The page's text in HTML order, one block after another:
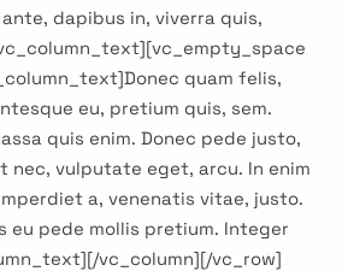
dapibus in, viverra quis,
quam felis,
eu, pretium quis, sem.
quis enim. Donec pede justo,
nec, vulputate eget, arcu. In enim
a, venenatis vitae, justo.
eu pede mollis pretium. Integer
vc_column][/vc_row]